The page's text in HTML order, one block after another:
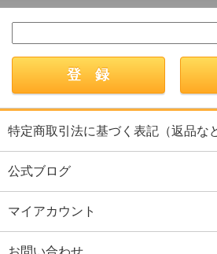
特定商取引法に基づく表記（返品な
公式ブログ
マイアカウント
お問い合わせ